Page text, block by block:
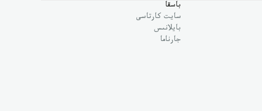
باسقا
سايت كارتاسى
بايلانىس
جارناما